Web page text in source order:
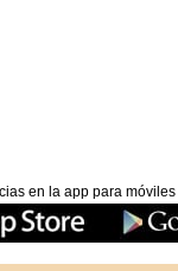
en la app para móviles